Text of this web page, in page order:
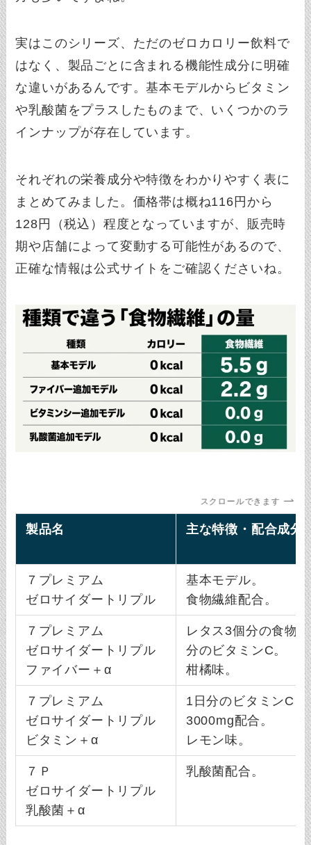
実はこのシリーズ、ただのゼロカロリー飲料で
はなく、製品ごとに含まれる機能性成分に明確
な違いがあるんです。基本モデルからビタミン
や乳酸菌をプラスしたものまで、いくつかのラ
インナップが存在しています。
それぞれの栄養成分や特徴をわかりやすく表に
まとめてみました。価格帯は概ね116円から
128円（税込）程度となっていますが、販売時
期や店舗によって変動する可能性があるので、
正確な情報は公式サイトをご確認くださいね。
スクロールできます
製品名 主な特徴・配合成分
７プレミアム
ゼロサイダートリプル
基本モデル。
食物繊維配合。
７プレミアム
ゼロサイダートリプル
ファイバー＋α
レタス3個分の食物
分のビタミンC。
柑橘味。
７プレミアム
ゼロサイダートリプル
ビタミン＋α
1日分のビタミンC、
3000mg配合。
レモン味。
７Ｐ
ゼロサイダートリプル
乳酸菌＋α
乳酸菌配合。